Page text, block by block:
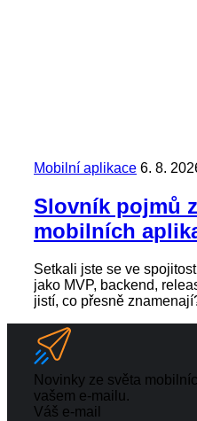
Mobilní aplikace 6. 8.
Slovník pojmů
mobilních
Setkali jste se ve
jako MVP, backend,
jistí, co přesně
Novinky ze světa
vašem e-mailu.
Váš e-mail